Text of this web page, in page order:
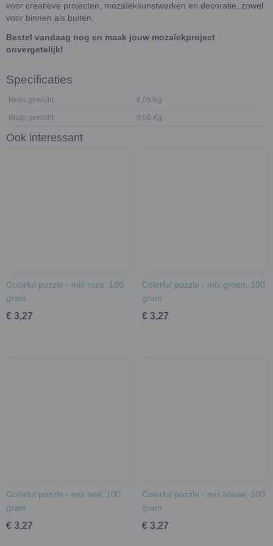
voor creatieve projecten, mozaïekkunstwerken en decoratie, zowel
voor binnen als buiten.
Bestel vandaag nog en maak jouw mozaïekproject
onvergetelijk!
Specificaties
Netto gewicht 0,05 Kg
Bruto gewicht 0,06 Kg
Ook interessant
Colorful puzzle - mix roze; 100
gram
€ 3,27
Colorful puzzle - mix groen; 100
gram
€ 3,27
Colorful puzzle - mix teal; 100
gram
€ 3,27
Colorful puzzle - mix blauw; 100
gram
€ 3,27